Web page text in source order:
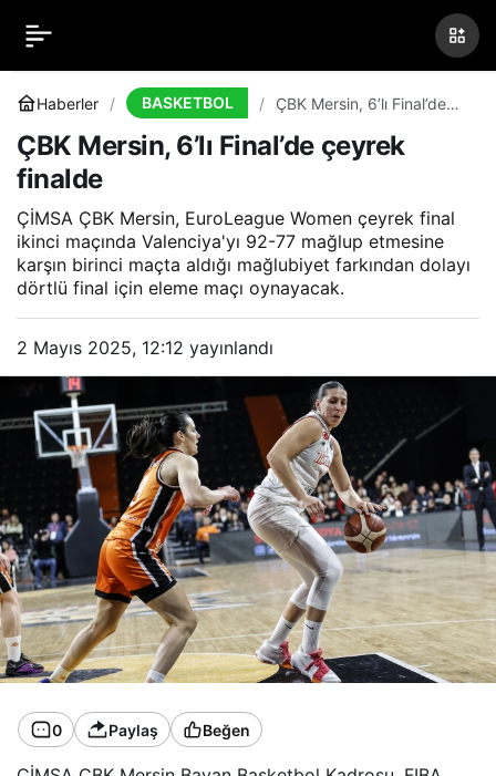
Haberler BASKETBOL
ÇBK Mersin, 6’lı Final’de
ÇBK Mersin, 6’lı Final’de çeyrek
finalde
ÇİMSA ÇBK Mersin, EuroLeague Women çeyrek final
ikinci maçında Valenciya'yı 92-77 mağlup etmesine
karşın birinci maçta aldığı mağlubiyet farkından dolayı
dörtlü final için eleme maçı oynayacak.
2 Mayıs 2025, 12:12 yayınlandı
0 Paylaş Beğen
ÇBK Mersin, 6’lı Final’de
çeyrek finalde